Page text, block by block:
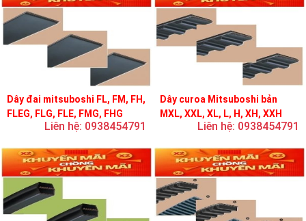
Dây đai mitsuboshi FL, FM, FH,
FLEG, FLG, FLE, FMG, FHG
Liên hệ: 0938454791
Dây curoa Mitsuboshi bản
MXL, XXL, XL, L, H, XH, XXH
Liên hệ: 0938454791